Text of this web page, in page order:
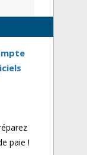
paie !